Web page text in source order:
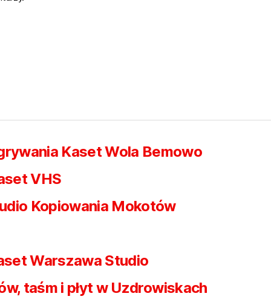
Kaset Wola Bemowo
VHS
Kopiowania Mokotów
Warszawa Studio
taśm i płyt w Uzdrowiskach